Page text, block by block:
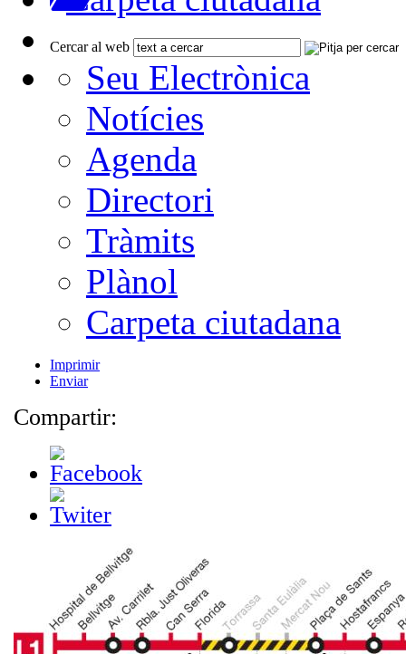
Cercar al web
Seu Electrònica
Notícies
Agenda
Directori
Tràmits
Plànol
Carpeta ciutadana
Imprimir
Enviar
Compartir: